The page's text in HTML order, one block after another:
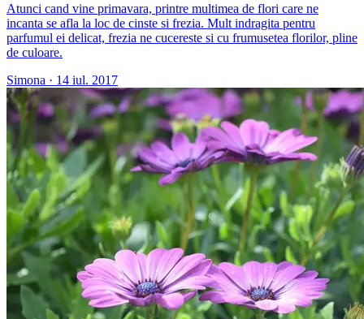
Atunci cand vine primavara, printre multimea de flori care ne
incanta se afla la loc de cinste si frezia. Mult indragita pentru
parfumul ei delicat, frezia ne cucereste si cu frumusetea florilor, pline
de culoare.
Simona · 14 iul. 2017